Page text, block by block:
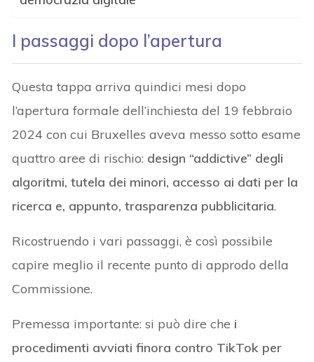
I passaggi dopo l’apertura
Questa tappa arriva quindici mesi dopo
l’apertura formale dell’inchiesta del 19 febbraio
2024 con cui Bruxelles aveva messo sotto esame
quattro aree di rischio: design “addictive” degli
algoritmi, tutela dei minori, accesso ai dati per la
ricerca e, appunto, trasparenza pubblicitaria.
Ricostruendo i vari passaggi, è così possibile
capire meglio il recente punto di approdo della
Commissione.
Premessa importante: si può dire che i
procedimenti avviati finora contro TikTok per